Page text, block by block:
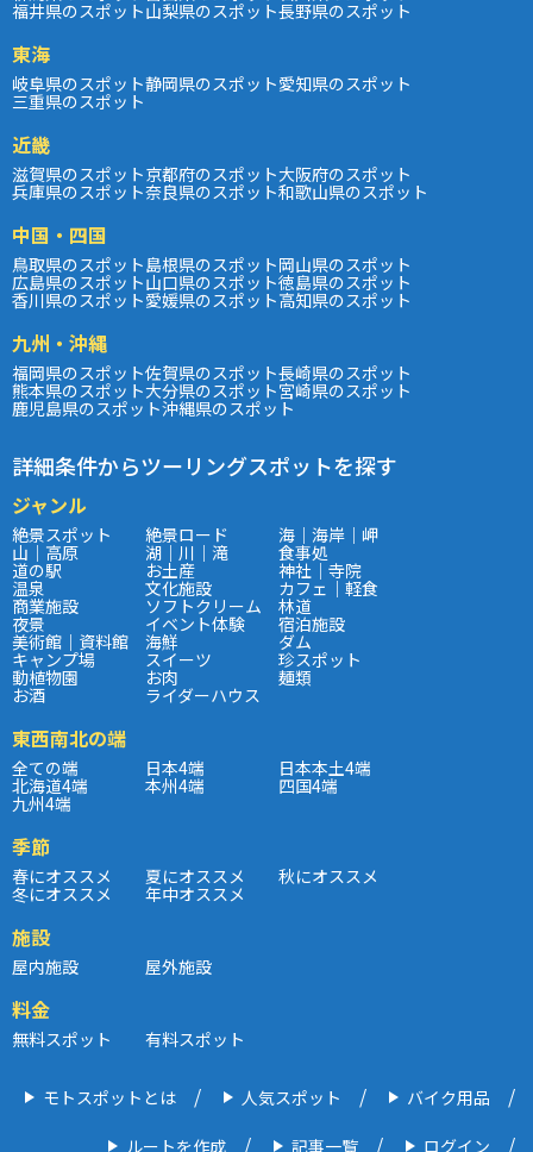
福井県のスポット山梨県のスポット長野県のスポット
東海
岐阜県のスポット静岡県のスポット愛知県のスポット
三重県のスポット
近畿
滋賀県のスポット京都府のスポット大阪府のスポット
兵庫県のスポット奈良県のスポット和歌山県のスポット
中国・四国
鳥取県のスポット島根県のスポット岡山県のスポット
広島県のスポット山口県のスポット徳島県のスポット
香川県のスポット愛媛県のスポット高知県のスポット
九州・沖縄
福岡県のスポット佐賀県のスポット長崎県のスポット
熊本県のスポット大分県のスポット宮崎県のスポット
鹿児島県のスポット沖縄県のスポット
詳細条件からツーリングスポットを探す
ジャンル
絶景スポット 絶景ロード 海｜海岸｜岬
山｜高原 湖｜川｜滝 食事処
道の駅 お土産 神社｜寺院
温泉 文化施設 カフェ｜軽食
商業施設 ソフトクリーム 林道
夜景 イベント体験 宿泊施設
美術館｜資料館 海鮮 ダム
キャンプ場 スイーツ 珍スポット
動植物園 お肉 麺類
お酒 ライダーハウス
東西南北の端
全ての端 日本4端 日本本土4端
北海道4端 本州4端 四国4端
九州4端
季節
春にオススメ 夏にオススメ 秋にオススメ
冬にオススメ 年中オススメ
施設
屋内施設 屋外施設
料金
無料スポット 有料スポット
モトスポットとは 人気スポット バイク用品
ルートを作成 記事一覧 ログイン